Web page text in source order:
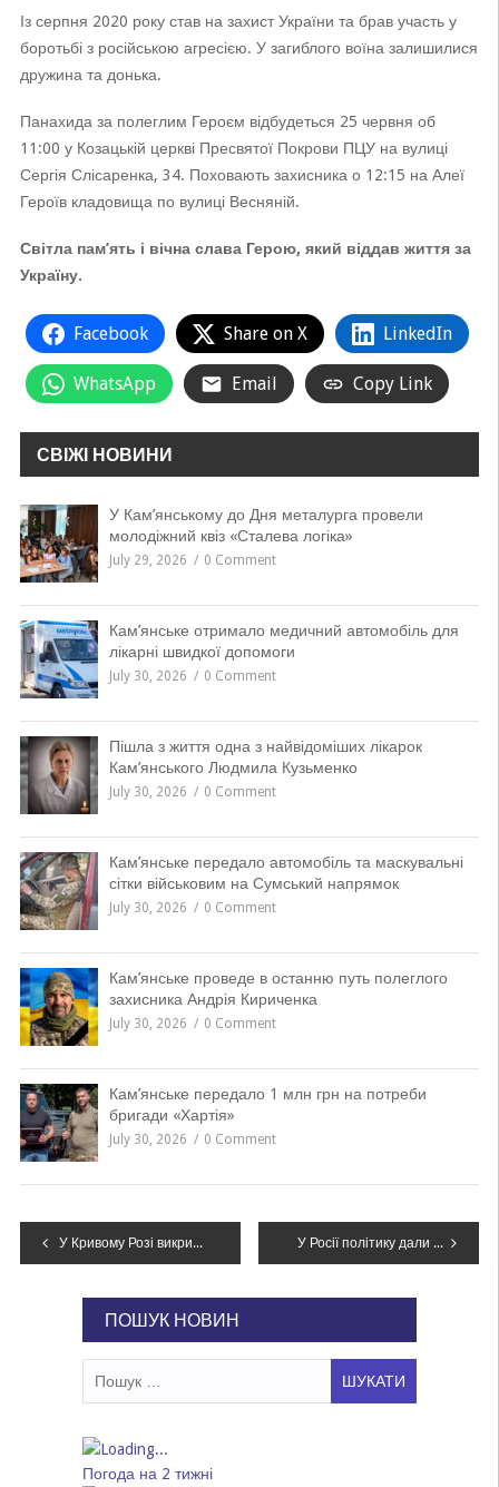
Із серпня 2020 року став на захист України та брав участь у
боротьбі з російською агресією. У загиблого воїна залишилися
дружина та донька.
Панахида за полеглим Героєм відбудеться 25 червня об
11:00 у Козацькій церкві Пресвятої Покрови ПЦУ на вулиці
Сергія Слісаренка, 34. Поховають захисника о 12:15 на Алеї
Героїв кладовища по вулиці Весняній.
Світла пам’ять і вічна слава Герою, який віддав життя за
Україну.
Facebook Share on X LinkedIn
WhatsApp Email Copy Link
СВІЖІ НОВИНИ
У Кам’янському до Дня металурга провели
молодіжний квіз «Сталева логіка»
July 29, 2026 0 Comment
Кам’янське отримало медичний автомобіль для
лікарні швидкої допомоги
July 30, 2026 0 Comment
Пішла з життя одна з найвідоміших лікарок
Кам’янського Людмила Кузьменко
July 30, 2026 0 Comment
Кам’янське передало автомобіль та маскувальні
сітки військовим на Сумський напрямок
July 30, 2026 0 Comment
Кам’янське проведе в останню путь полеглого
захисника Андрія Кириченка
July 30, 2026 0 Comment
Кам’янське передало 1 млн грн на потреби
бригади «Хартія»
July 30, 2026 0 Comment
Навігація
У Кривому Розі викрили схему з ремонтом шкільного майданчика: бюджету завдано збитків на пів мільйона гривень У Росії політику дали 7 років колонії за пости про Бучу та війну
ПОШУК НОВИН
Погода на 2 тижні